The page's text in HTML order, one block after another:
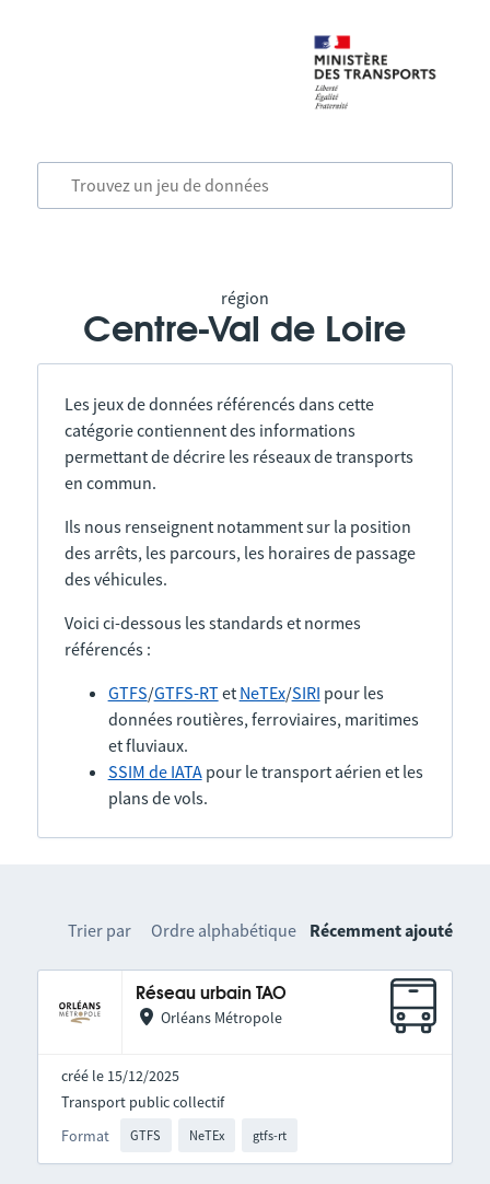
région
Centre-Val de Loire
Les jeux de données référencés dans cette
catégorie contiennent des informations
permettant de décrire les réseaux de transports
en commun.
Ils nous renseignent notamment sur la position
des arrêts, les parcours, les horaires de passage
des véhicules.
Voici ci-dessous les standards et normes
référencés :
GTFS/GTFS-RTet NeTEx/SIRI pour les
données routières, ferroviaires, maritimes
et fluviaux.
SSIM de IATApour le transport aérien et les
plans de vols.
Trier par Ordre alphabétique Récemment ajouté
Réseau urbain TAO
Orléans Métropole
créé le 15/12/2025
Format GTFS NeTEx gtfs-rt
Transport public collectif